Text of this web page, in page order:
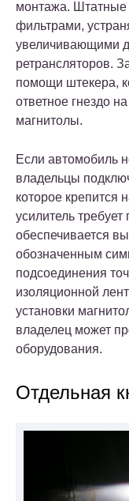
монтажа. Штатные
фильтрами,
увеличивающими
ретрансляторов.
помощи штекера,
ответное гнездо
магнитолы.
Если автомобиль
владельцы
которое крепится
усилитель
обеспечивается
обозначенным
подсоединения
изоляционной
установки
владелец может
оборудования.
Отдельная